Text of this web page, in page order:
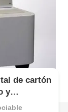
de cartón
y
de